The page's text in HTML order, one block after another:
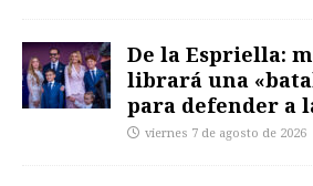
De la Espriella:
librará una
para defender a
viernes 7 de agosto de 2026